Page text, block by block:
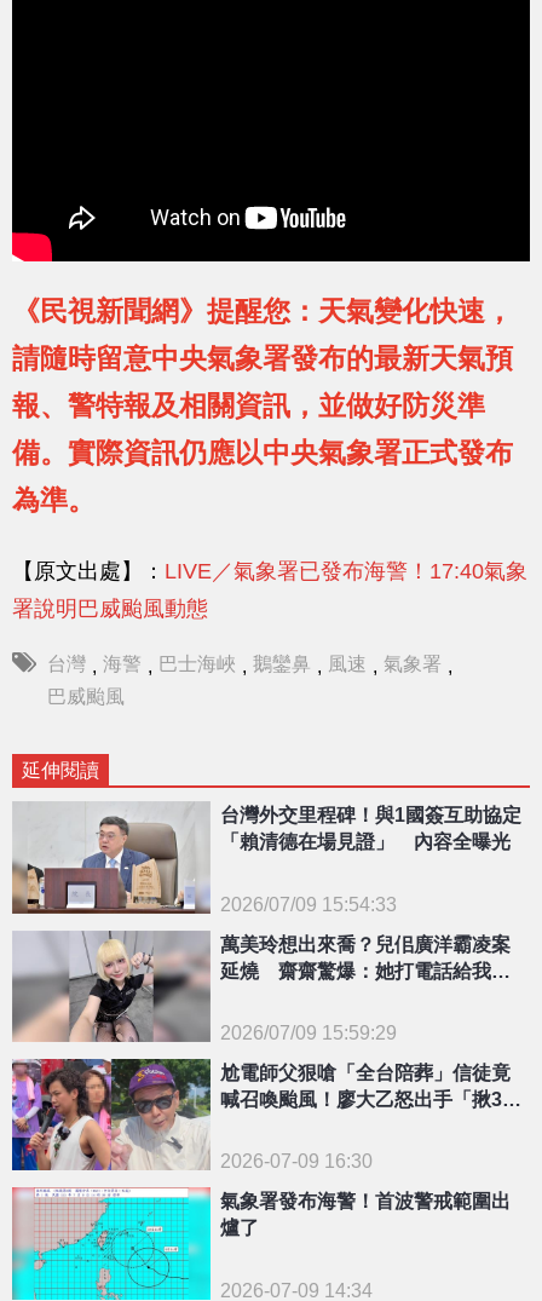
《民視新聞網》提醒您：天氣變化快速，
請隨時留意中央氣象署發布的最新天氣預
報、警特報及相關資訊，並做好防災準
備。實際資訊仍應以中央氣象署正式發布
為準。
【原文出處】： LIVE／氣象署已發布海警！17:40氣象
署說明巴威颱風動態
台灣 , 海警 , 巴士海峽 , 鵝鑾鼻 , 風速 , 氣象署 ,
巴威颱風
延伸閱讀
{PLAYICON}
台灣外交里程碑！與1國簽互助協定
「賴清德在場見證」 內容全曝光
2026/07/09 15:54:33
{PLAYICON}
萬美玲想出來喬？兒佀廣洋霸凌案
延燒 齋齋驚爆：她打電話給我爸
2026/07/09 15:59:29
尬電師父狠嗆「全台陪葬」信徒竟
喊召喚颱風！廖大乙怒出手「揪3類
2026-07-09 16:30
氣象署發布海警！首波警戒範圍出
爐了
2026-07-09 14:34